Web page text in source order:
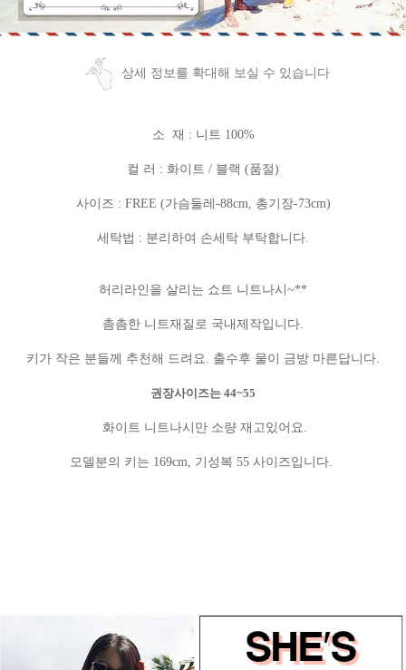
상세 정보를 확대해 보실 수 있습니다
소 재 : 니트 100%
컬 러 : 화이트 / 블랙 (품절)
사이즈 : FREE (가슴둘레-88cm, 총기장-73cm)
세탁법 : 분리하여 손세탁 부탁합니다.
허리라인을 살리는 쇼트 니트나시~**
촘촘한 니트재질로 국내제작입니다.
키가 작은 분들께 추천해 드려요. 출수후 물이 금방 마른답니다.
권장사이즈는 44~55
화이트 니트나시만 소량 재고있어요.
모델분의 키는 169cm, 기성복 55 사이즈입니다.